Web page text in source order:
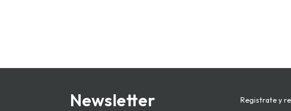
Newsletter Registrate y